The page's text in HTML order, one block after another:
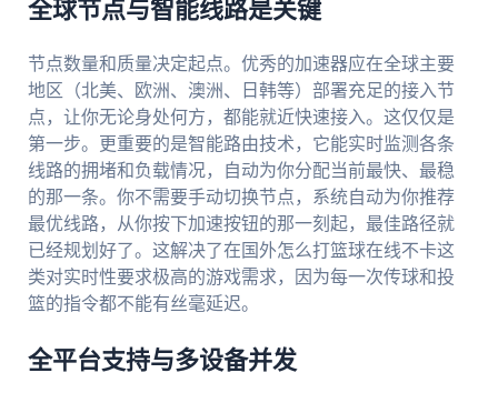
全球节点与智能线路是关键
节点数量和质量决定起点。优秀的加速器应在全球主要
地区（北美、欧洲、澳洲、日韩等）部署充足的接入节
点，让你无论身处何方，都能就近快速接入。这仅仅是
第一步。更重要的是智能路由技术，它能实时监测各条
线路的拥堵和负载情况，自动为你分配当前最快、最稳
的那一条。你不需要手动切换节点，系统自动为你推荐
最优线路，从你按下加速按钮的那一刻起，最佳路径就
已经规划好了。这解决了在国外怎么打篮球在线不卡这
类对实时性要求极高的游戏需求，因为每一次传球和投
篮的指令都不能有丝毫延迟。
全平台支持与多设备并发